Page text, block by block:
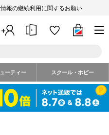
報の継続利用に関するお願い
ーティー スクール・ホビー